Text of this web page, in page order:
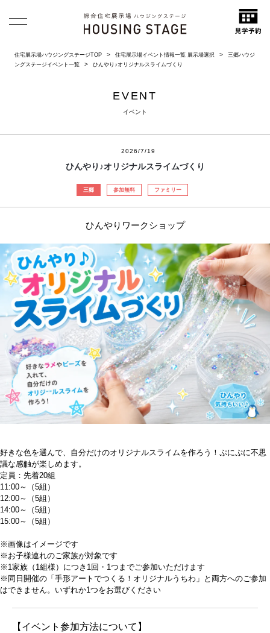
住宅展示場ハウジングステージTOP 住宅展示場イベント情報一覧 展示場選択
三郷ハウジ
ングステージイベント一覧
ひんやり♪オリジナルスライムづくり
EVENT
イベント
2026/7/19
ひんやり♪オリジナルスライムづくり
三郷 参加無料 ファミリー
ひんやりワークショップ
好きな色を選んで、自分だけのオリジナルスライムを作ろう！ぷにぷに不思
議な感触が楽しめます。
定員：先着20組
11:00～（5組）
12:00～（5組）
14:00～（5組）
15:00～（5組）
※画像はイメージです
※お子様連れのご家族が対象です
※1家族（1組様）につき1回・1つまでご参加いただけます
※同日開催の「手形アートでつくる！オリジナルうちわ」と両方へのご参加
はできません。いずれか1つをお選びください
【イベント参加方法について】